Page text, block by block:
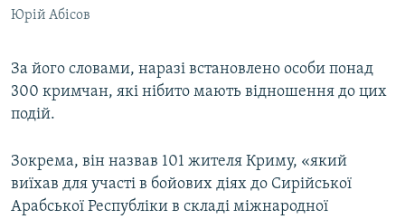
Юрій Абісов
За його словами, наразі встановлено особи понад
300 кримчан, які нібито мають відношення до цих
подій.
Зокрема, він назвав 101 жителя Криму, «який
виїхав для участі в бойових діях до Сирійської
Арабської Республіки в складі міжнародної